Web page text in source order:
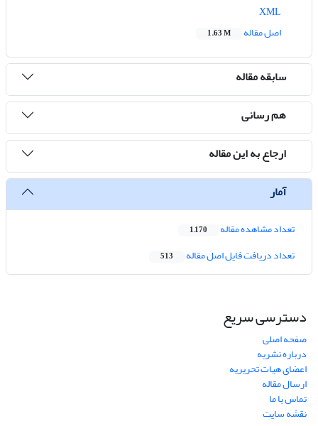
اصل مقاله
1.63 M
سابقه مقاله
هم رسانی
ارجاع به این مقاله
آمار
تعداد مشاهده مقاله 1,170
تعداد دریافت فایل اصل مقاله 513
دسترسی سریع
صفحه اصلی
درباره نشریه
اعضای هیات تحریریه
ارسال مقاله
تماس با ما
نقشه سایت